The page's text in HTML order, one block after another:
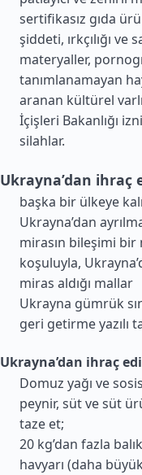
sertifikasız gıda
şiddeti, ırkçılığı ve
materyaller,
tanımlanamayan
aranan kültürel
İçişleri Bakanlığı
silahlar.
Ukrayna’dan ihraç
başka bir ülkeye
Ukrayna’dan
mirasın bileşimi bir
koşuluyla,
miras aldığı mallar
Ukrayna gümrük
geri getirme yazılı
Ukrayna’dan ihraç
Domuz yağı ve
peynir, süt ve süt
taze et;
20 kg’dan fazla
havyarı (daha